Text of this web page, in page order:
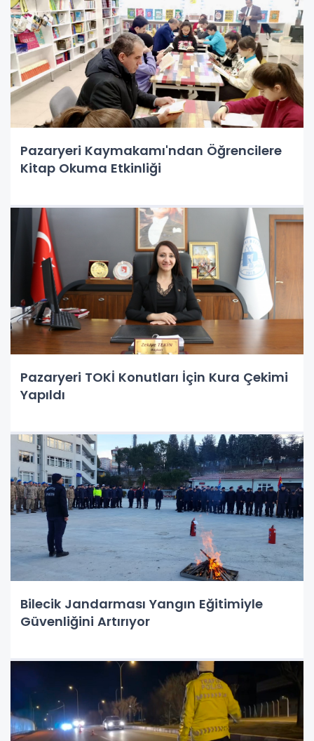
Pazaryeri Kaymakamı'ndan Öğrencilere
Kitap Okuma Etkinliği
Pazaryeri TOKİ Konutları İçin Kura Çekimi
Yapıldı
Bilecik Jandarması Yangın Eğitimiyle
Güvenliğini Artırıyor